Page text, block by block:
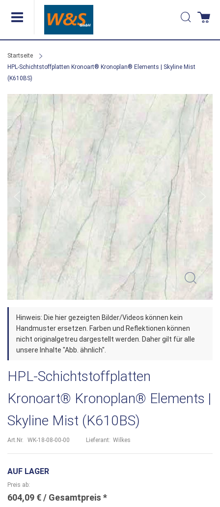
Inhalt
Suche
Startseite
HPL-Schichtstoffplatten Kronoart® Kronoplan® Elements | Skyline Mist
(K610BS)
Zum
Ende
der
Bildergalerie
springen
Zum
Anfang
der
Bildergalerie
Hinweis: Die hier gezeigten Bilder/Videos können kein
Handmuster ersetzen. Farben und Reflektionen können
nicht originalgetreu dargestellt werden. Daher gilt für alle
unsere Inhalte "Abb. ähnlich".
HPL-Schichtstoffplatten
Kronoart® Kronoplan® Elements |
Skyline Mist (K610BS)
Art.Nr. WK-18-08-00-00 Lieferant: Wilkes
AUF LAGER
Preis ab
604,09 €